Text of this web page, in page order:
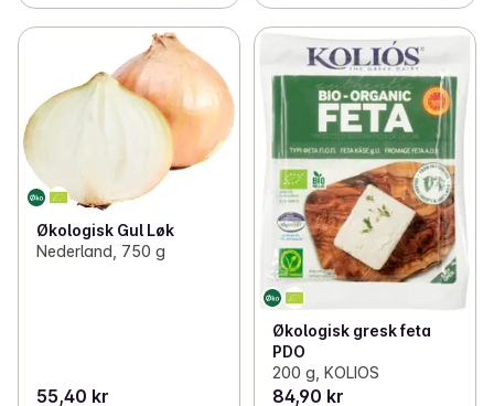
Økologisk Gul Løk
Nederland, 750 g
55,40 kr
Økologisk gresk feta
PDO
200 g, KOLIOS
84,90 kr